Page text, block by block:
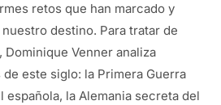
retos que han marcado y
destino. Para tratar de
Venner analiza
este siglo: la Primera Guerra
española, la Alemania secreta del